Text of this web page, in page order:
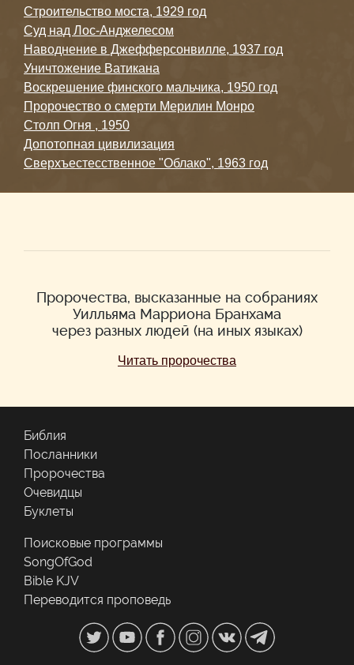
Строительство моста, 1929 год
Суд над Лос-Анджелесом
Наводнение в Джефферсонвилле, 1937 год
Уничтожение Ватикана
Воскрешение финского мальчика, 1950 год
Пророчество о смерти Мерилин Монро
Столп Огня , 1950
Допотопная цивилизация
Сверхъестесственное "Облако", 1963 год
Пророчества, высказанные на собраниях
Уилльяма Марриона Бранхама
через разных людей (на иных языках)
Читать пророчества
Библия
Посланники
Пророчества
Очевидцы
Буклеты
Поисковые программы
SongOfGod
Bible KJV
Переводится проповедь